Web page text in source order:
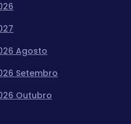
Agosto
Setembro
Outubro